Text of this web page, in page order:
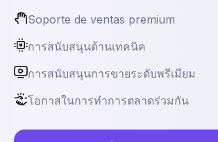
Soporte de ventas premium
การสนับสนุนด้านเทคนิค
การสนับสนุนการขายระดับพรีเมียม
โอกาสในการทำการตลาดร่วมกัน